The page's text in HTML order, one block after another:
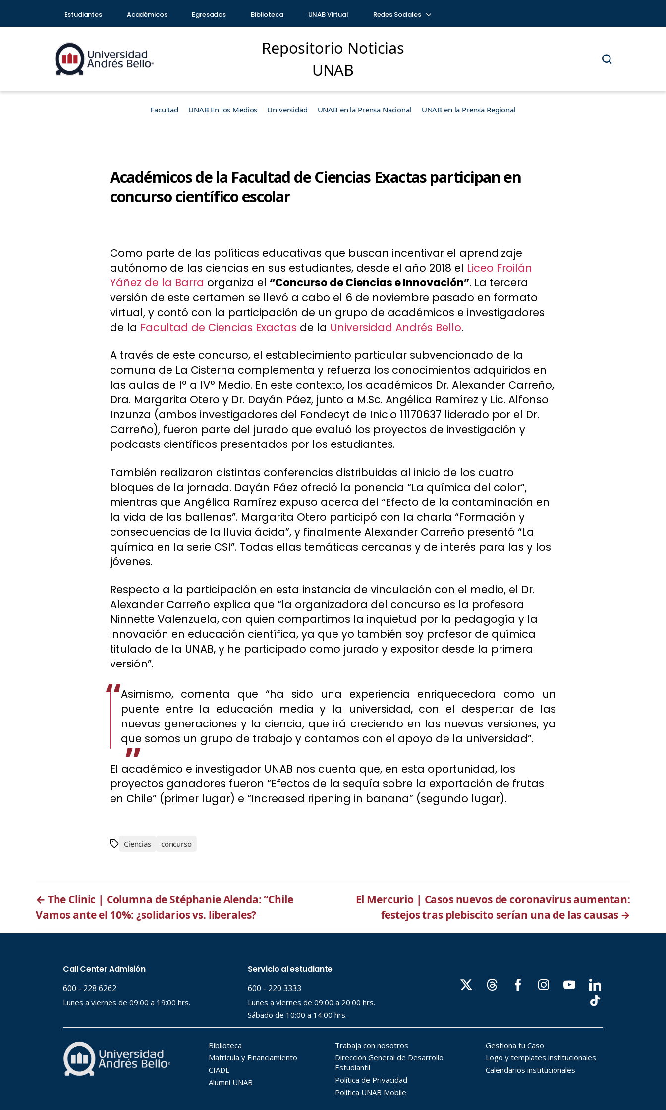
Estudiantes Académicos Egresados Biblioteca UNAB Virtual Redes Sociales
Repositorio Noticias
UNAB
Facultad UNAB En los Medios Universidad UNAB en la Prensa Nacional UNAB en la Prensa Regional
Académicos de la Facultad de Ciencias Exactas participan en
concurso científico escolar
Como parte de las políticas educativas que buscan incentivar el aprendizaje
autónomo de las ciencias en sus estudiantes, desde el año 2018 el Liceo Froilán
Yáñez de la Barra organiza el “Concurso de Ciencias e Innovación”. La tercera
versión de este certamen se llevó a cabo el 6 de noviembre pasado en formato
virtual, y contó con la participación de un grupo de académicos e investigadores
de la Facultad de Ciencias Exactas de la Universidad Andrés Bello.
A través de este concurso, el establecimiento particular subvencionado de la
comuna de La Cisterna complementa y refuerza los conocimientos adquiridos en
las aulas de I° a IV° Medio. En este contexto, los académicos Dr. Alexander Carreño,
Dra. Margarita Otero y Dr. Dayán Páez, junto a M.Sc. Angélica Ramírez y Lic. Alfonso
Inzunza (ambos investigadores del Fondecyt de Inicio 11170637 liderado por el Dr.
Carreño), fueron parte del jurado que evaluó los proyectos de investigación y
podcasts científicos presentados por los estudiantes.
También realizaron distintas conferencias distribuidas al inicio de los cuatro
bloques de la jornada. Dayán Páez ofreció la ponencia “La química del color”,
mientras que Angélica Ramírez expuso acerca del “Efecto de la contaminación en
la vida de las ballenas”. Margarita Otero participó con la charla “Formación y
consecuencias de la lluvia ácida”, y finalmente Alexander Carreño presentó “La
química en la serie CSI”. Todas ellas temáticas cercanas y de interés para las y los
jóvenes.
Respecto a la participación en esta instancia de vinculación con el medio, el Dr.
Alexander Carreño explica que “la organizadora del concurso es la profesora
Ninnette Valenzuela, con quien compartimos la inquietud por la pedagogía y la
innovación en educación científica, ya que yo también soy profesor de química
titulado de la UNAB, y he participado como jurado y expositor desde la primera
versión”.
Asimismo, comenta que “ha sido una experiencia enriquecedora como un
puente entre la educación media y la universidad, con el despertar de las
nuevas generaciones y la ciencia, que irá creciendo en las nuevas versiones, ya
que somos un grupo de trabajo y contamos con el apoyo de la universidad”.
El académico e investigador UNAB nos cuenta que, en esta oportunidad, los
proyectos ganadores fueron “Efectos de la sequía sobre la exportación de frutas
en Chile” (primer lugar) e “Increased ripening in banana” (segundo lugar).
Ciencias concurso
← The Clinic | Columna de Stéphanie Alenda: “Chile
Vamos ante el 10%: ¿solidarios vs. liberales?
El Mercurio | Casos nuevos de coronavirus aumentan:
festejos tras plebiscito serían una de las causas →